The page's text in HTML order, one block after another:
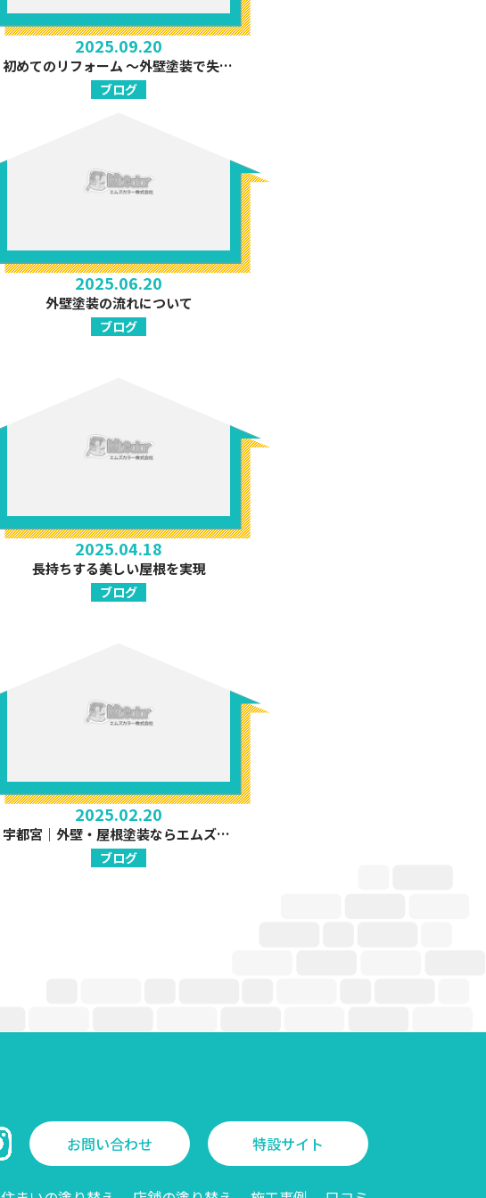
2025.09.20
初めてのリフォーム ～外壁塗装で失敗しない「色選び」とは？～
ブログ
2025.06.20
外壁塗装の流れについて
ブログ
2025.04.18
長持ちする美しい屋根を実現
ブログ
2025.02.20
宇都宮｜外壁・屋根塗装ならエムズカラーへ！
ブログ
お問い合わせ 特設サイト